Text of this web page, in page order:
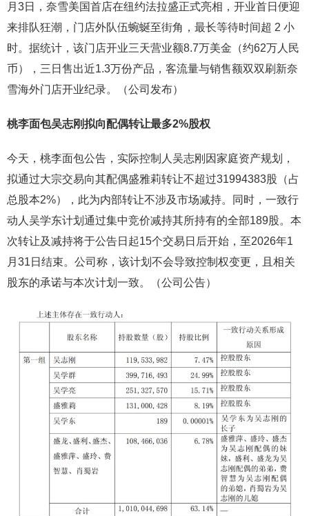
月3日，奈雪美国首店在纽约法拉盛正式亮相，开业首日便迎
来排队狂潮，门店外队伍蜿蜒至街角，最长等待时间超 2 小
时。据统计，该门店开业三天营业额8.7万美金（约62万人民
币），三日售出近1.3万份产品，客流量与销售额双双刷新奈
雪海外门店开业纪录。（公司发布）
桃李面包吴志刚拟向配偶转让最多2%股权
今天，桃李面包公告，实际控制人吴志刚因家庭资产规划，
拟通过大宗交易向其配偶盛雅莉转让不超过31994383股（占
总股本2%），此为内部转让不涉及市场减持。同时，一致行
动人吴学东计划通过集中竞价减持其所持有的全部189股。本
次转让及减持将于公告日起15个交易日后开始，至2026年1
月31日结束。公司称，该计划不会导致控制权变更，且相关
股东的承诺与本次计划一致。（公司公告）